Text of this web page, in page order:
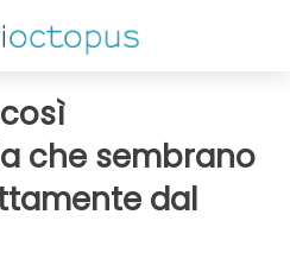
che sembrano
dal